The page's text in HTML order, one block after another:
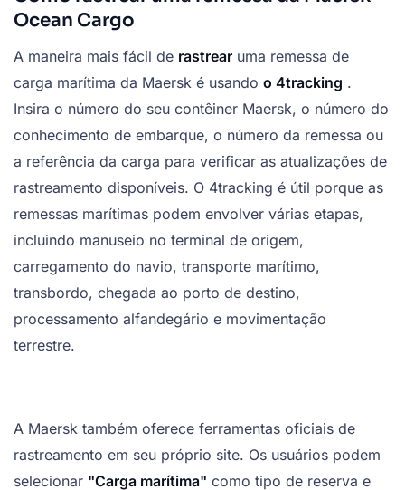
Ocean Cargo
A maneira mais fácil de rastrear uma remessa de
carga marítima da Maersk é usando o 4tracking .
Insira o número do seu contêiner Maersk, o número do
conhecimento de embarque, o número da remessa ou
a referência da carga para verificar as atualizações de
rastreamento disponíveis. O 4tracking é útil porque as
remessas marítimas podem envolver várias etapas,
incluindo manuseio no terminal de origem,
carregamento do navio, transporte marítimo,
transbordo, chegada ao porto de destino,
processamento alfandegário e movimentação
terrestre.
A Maersk também oferece ferramentas oficiais de
rastreamento em seu próprio site. Os usuários podem
selecionar "Carga marítima" como tipo de reserva e